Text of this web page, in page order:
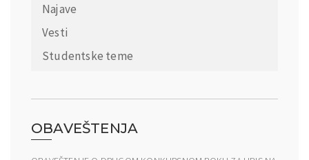
Najave
Vesti
Studentske teme
OBAVEŠTENJA